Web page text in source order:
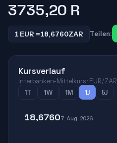
3735,20 R
1 EUR =18,6760ZAR Teilen:
Kursverlauf
Interbanken-Mittelkurs · EUR/ZAR
1T
1W 1M 1J 5J
18,67607. Aug. 2026